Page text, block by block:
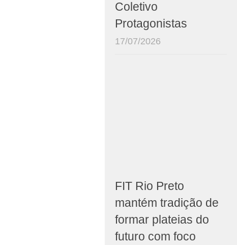
Coletivo
Protagonistas
17/07/2026
FIT Rio Preto
mantém tradição de
formar plateias do
futuro com foco